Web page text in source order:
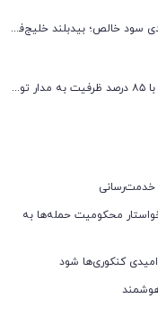
رشد ۴۹ درصدی درآمد و ۲۵ درصدی سود خالص؛ بیدبلند خلیج‌فارس سال ۱۴۰۴ را با رکوردهای جدید به پایان رساند
فازهای ۱ و ۲ پتروشیمی پردیس با ۸۵ درصد ظرفیت به مدار تولید بازگشتند
خدمت‌رسانی
محکومیت حمله‌ها به
کنکوری‌ها شود